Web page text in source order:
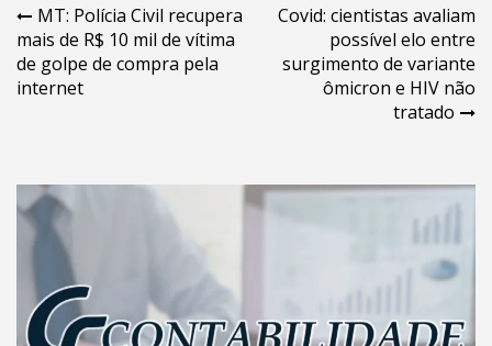
Navegação
de
Post
MT: Polícia Civil recupera
mais de R$ 10 mil de vítima
de golpe de compra pela
internet
Covid: cientistas avaliam
possível elo entre
surgimento de variante
ômicron e HIV não
tratado